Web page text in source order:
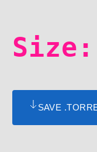
Size:
SAVE